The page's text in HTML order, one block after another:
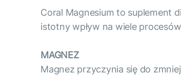
Coral Magnesium to suplement
istotny wpływ na wiele
MAGNEZ
Magnez przyczynia się do